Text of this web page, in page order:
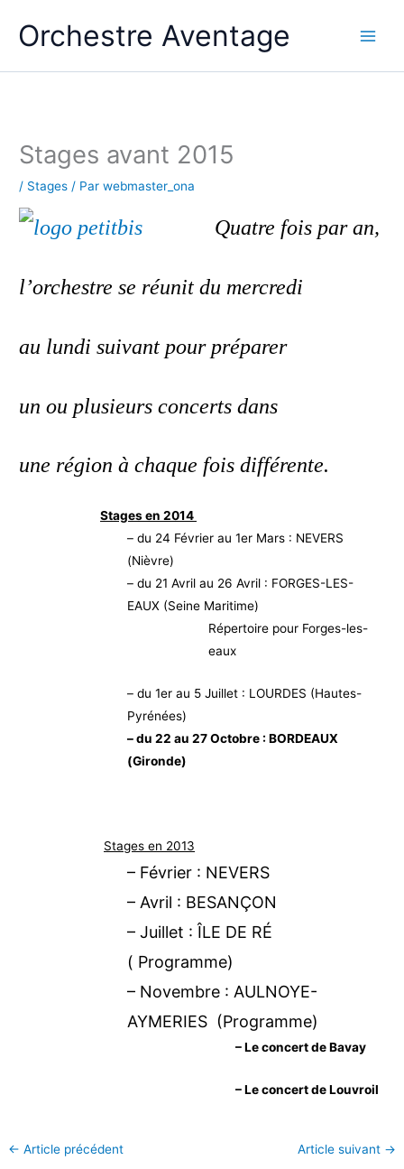
Orchestre Aventage
Stages avant 2015
/ Stages / Parwebmaster_ona
Quatre fois par an,
l’orchestre se réunit du mercredi
au lundi suivant pour préparer
un ou plusieurs concerts dans
une région à chaque fois différente.
Stages en 2014
– du 24 Février au 1er Mars : NEVERS
(Nièvre)
– du 21 Avril au 26 Avril : FORGES-LES-
EAUX (Seine Maritime)
Répertoire pour Forges-les-
eaux
– du 1er au 5 Juillet : LOURDES (Hautes-
Pyrénées)
– du 22 au 27 Octobre : BORDEAUX
(Gironde)
Stages en 2013
– Février : NEVERS
– Avril : BESANÇON
– Juillet : ÎLE DE RÉ
( Programme)
– Novembre : AULNOYE-
AYMERIES (Programme)
– Le concert de Bavay
– Le concert de Louvroil
← Article précédent Article suivant →